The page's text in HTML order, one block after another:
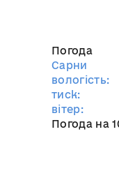
Погода
Сарни
вологість:
тиск:
вітер:
Погода на